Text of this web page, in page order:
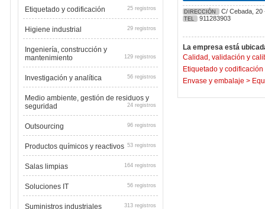
Etiquetado y codificación 25 registros
Higiene industrial 29 registros
Ingeniería, construcción y
mantenimiento
129 registros
Investigación y analítica 56 registros
Medio ambiente, gestión de residuos y
seguridad
24 registros
Outsourcing 96 registros
Productos químicos y reactivos 53 registros
Salas limpias 164 registros
Soluciones IT 56 registros
Suministros industriales 313 registros
DIRECCIÓN C/ Cebada, 20
TEL 911283903
La empresa está
Calidad, validación y
Etiquetado y codificación
Envase y embalaje >